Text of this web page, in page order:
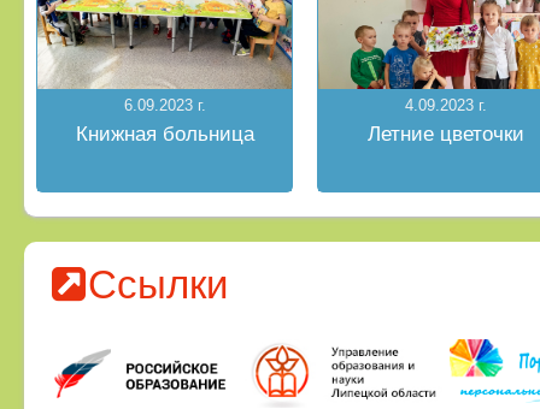
6.09.2023 г.
Книжная больница
4.09.2023 г.
Летние цветочки
Ссылки